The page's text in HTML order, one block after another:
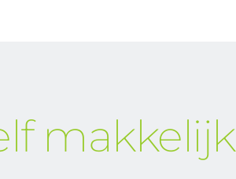
makkelijk